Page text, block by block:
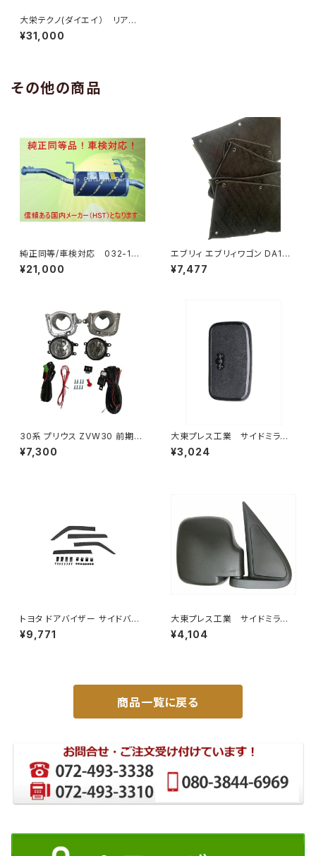
大栄テクノ(ダイエイ） リア
マフラー MDH-9820SPT ピク
シスエポック LA310A 個人宅N
¥31,000
その他の商品
純正同等/車検対応 032-132
タウンエース ライトエース トラ
ック
¥21,000
エブリィ エブリィワゴン DA17V
DA17W サンシェード エブリー
マルチサンシェード 車種専用 8
¥7,477
30系 プリウス ZVW30 前期
純正 タイプ フォグランプ ユニッ
ト バルブ 配線 スイッチ H11 左
¥7,300
大東プレス工業 サイドミラー/
バックミラー 日産 バネット8
0~ DI-55
¥3,024
トヨタ ドアバイザー サイドバイ
ザー タンク 900系 ルーミー 9
00系 M900A M910A サイドド
¥9,771
大東プレス工業 サイドミラー/
バックミラダイハツ ハイゼッ
ト 右 99年～ DI-646
¥4,104
商品一覧に戻る